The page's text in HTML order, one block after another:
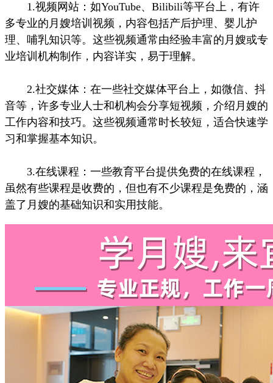
1.视频网站：如YouTube、Bilibili等平台上，有许
多专业的月嫂培训视频，内容包括产后护理、婴儿护
理、哺乳知识等。这些视频通常由经验丰富的月嫂或专
业培训机构制作，内容详实，易于理解。
2.社交媒体：在一些社交媒体平台上，如微信、抖
音等，许多专业人士和机构会分享短视频，介绍月嫂的
工作内容和技巧。这些视频通常时长较短，适合快速学
习和掌握基本知识。
3.在线课程：一些教育平台提供免费的在线课程，
虽然有些课程是收费的，但也有不少课程是免费的，涵
盖了月嫂的基础知识和实用技能。